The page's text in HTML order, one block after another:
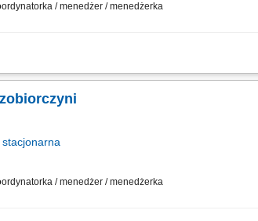
/ menedżer / menedżerka
gospodarczej w oparciu o sprawdzony model
stacjonarna
/ menedżer / menedżerka